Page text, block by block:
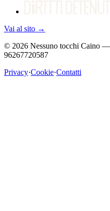
Vai al sito →
© 2026 Nessuno tocchi Caino —
96267720587
Privacy·Cookie·Contatti